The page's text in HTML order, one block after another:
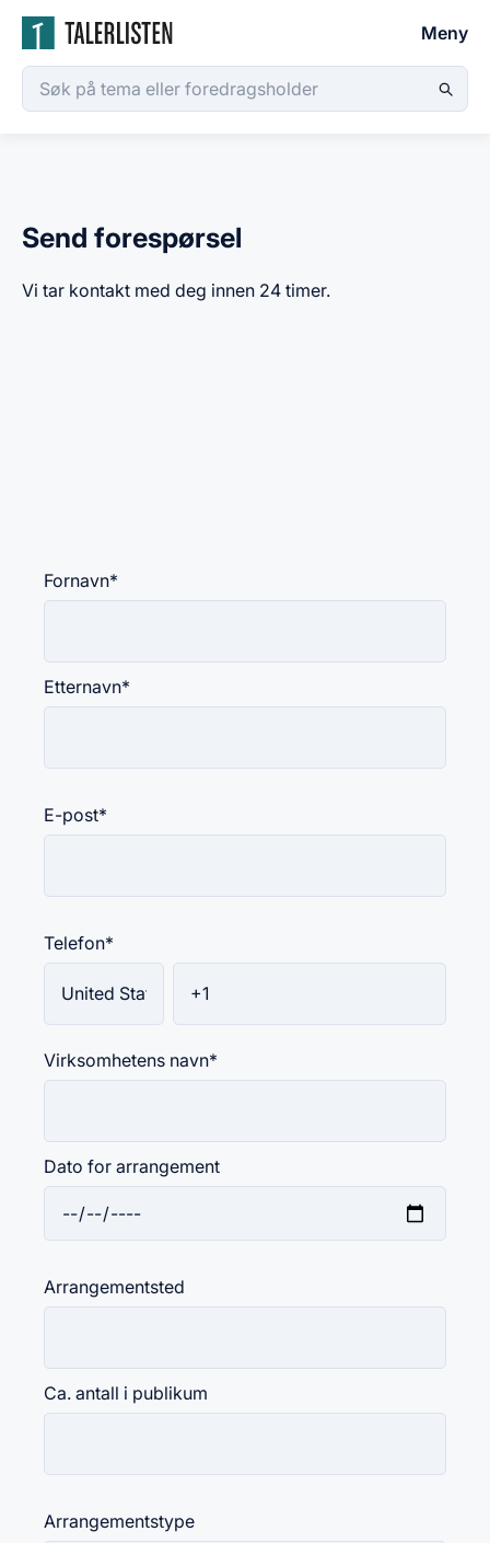
Meny
Send forespørsel
Vi tar kontakt med deg innen 24 timer.
Fornavn*
Etternavn*
E-post*
Telefon*
Virksomhetens navn*
Dato for arrangement
Arrangementsted
Ca. antall i publikum
Arrangementstype